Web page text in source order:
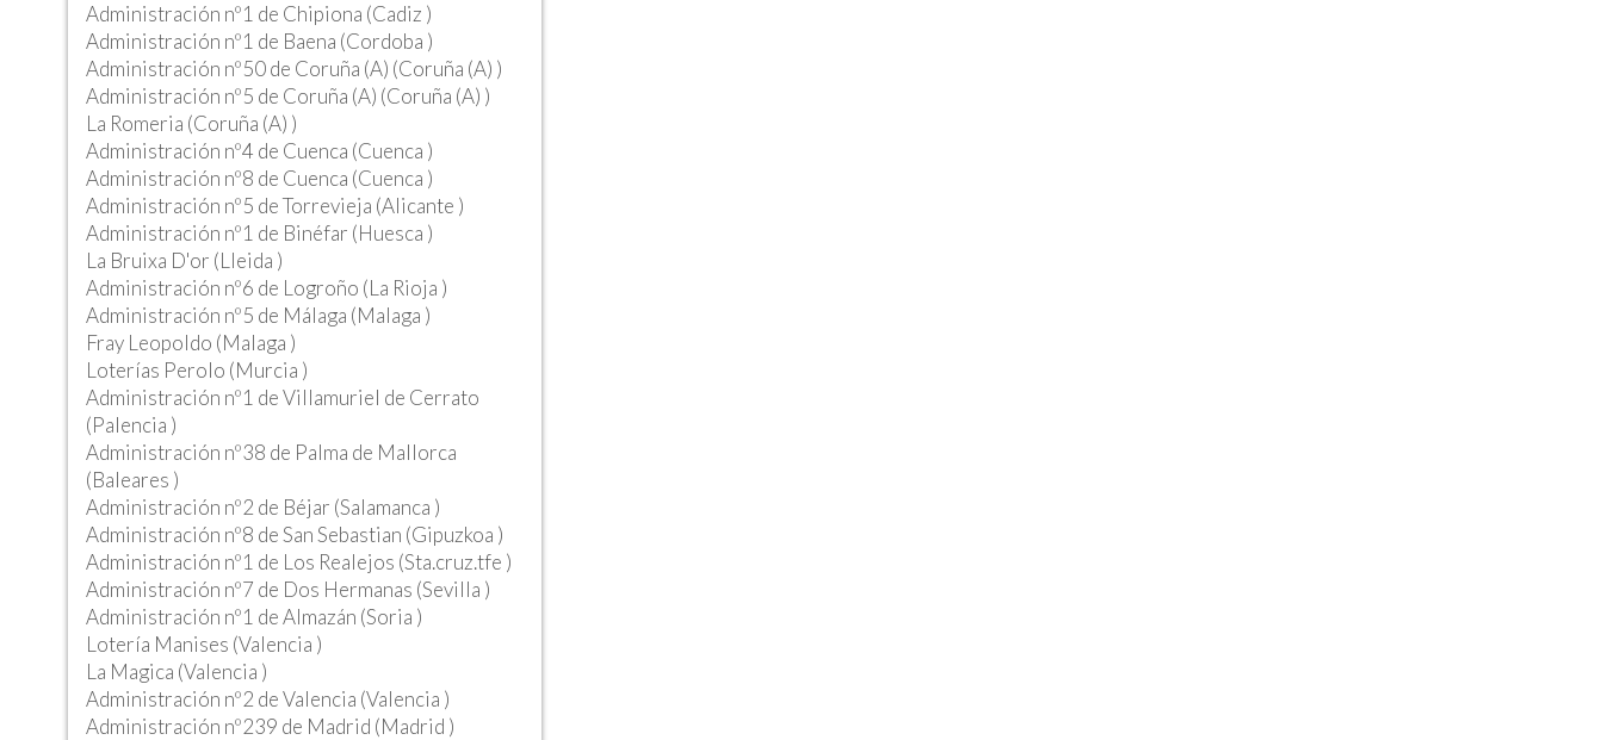
Administración nº1 de Chipiona (Cadiz )
Administración nº1 de Baena (Cordoba )
Administración nº50 de Coruña (A) (Coruña (A) )
Administración nº5 de Coruña (A) (Coruña (A) )
La Romeria (Coruña (A) )
Administración nº4 de Cuenca (Cuenca )
Administración nº8 de Cuenca (Cuenca )
Administración nº5 de Torrevieja (Alicante )
Administración nº1 de Binéfar (Huesca )
La Bruixa D'or (Lleida )
Administración nº6 de Logroño (La Rioja )
Administración nº5 de Málaga (Malaga )
Fray Leopoldo (Malaga )
Loterías Perolo (Murcia )
Administración nº1 de Villamuriel de Cerrato
(Palencia )
Administración nº38 de Palma de Mallorca
(Baleares )
Administración nº2 de Béjar (Salamanca )
Administración nº8 de San Sebastian (Gipuzkoa )
Administración nº1 de Los Realejos (Sta.cruz.tfe )
Administración nº7 de Dos Hermanas (Sevilla )
Administración nº1 de Almazán (Soria )
Lotería Manises (Valencia )
La Magica (Valencia )
Administración nº2 de Valencia (Valencia )
Administración nº239 de Madrid (Madrid )